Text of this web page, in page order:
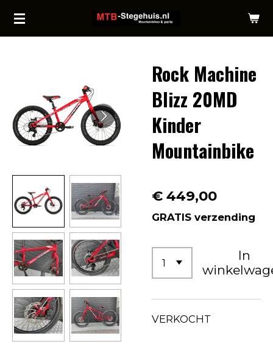
Ga
Rock Machine
Blizz 20MD
Kinder
Mountainbike
€ 449,00
GRATIS verzending
In
VERKOCHT